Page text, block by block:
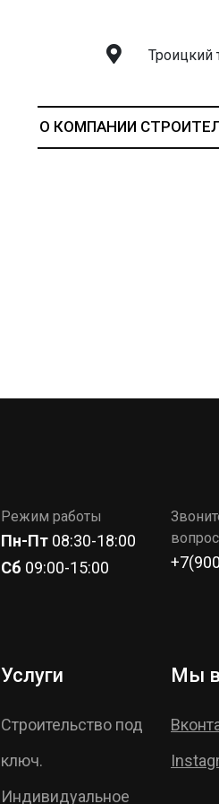
Троицкий
О КОМПАНИИ
Режим работы
Пн-Пт 08:30-18:00
Сб 09:00-15:00
Услуги
Строительство под
ключ.
Индивидуальное
Мы в